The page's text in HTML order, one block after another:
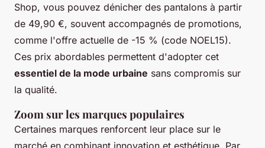
Shop, vous pouvez dénicher des pantalons à partir
de 49,90 €, souvent accompagnés de promotions,
comme l'offre actuelle de -15 % (code NOEL15).
Ces prix abordables permettent d'adopter cet
essentiel de la mode urbaine sans compromis sur
la qualité.
Zoom sur les marques populaires
Certaines marques renforcent leur place sur le
marché en combinant innovation et esthétique. Par